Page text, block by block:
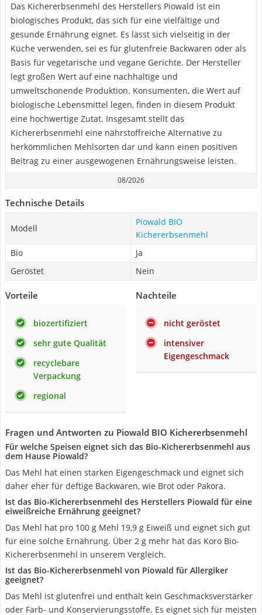
Das Kichererbsenmehl des Herstellers Piowald ist ein
biologisches Produkt, das sich für eine vielfältige und
gesunde Ernährung eignet. Es lässt sich vielseitig in der
Küche verwenden, sei es für glutenfreie Backwaren oder als
Basis für vegetarische und vegane Gerichte. Der Hersteller
legt großen Wert auf eine nachhaltige und
umweltschonende Produktion. Konsumenten, die Wert auf
biologische Lebensmittel legen, finden in diesem Produkt
eine hochwertige Zutat. Insgesamt stellt das
Kichererbsenmehl eine nährstoffreiche Alternative zu
herkömmlichen Mehlsorten dar und kann einen positiven
Beitrag zu einer ausgewogenen Ernährungsweise leisten.
08/2026
Technische Details
Modell
Piowald BIO
Kichererbsenmehl
Bio
Ja
Geröstet
Nein
Vorteile
biozertifiziert
sehr gute Qualität
recyclebare
Verpackung
regional
Nachteile
nicht geröstet
intensiver
Eigengeschmack
Fragen und Antworten zu Piowald BIO Kichererbsenmehl
Für welche Speisen eignet sich das Bio-Kichererbsenmehl aus
dem Hause Piowald?
Das Mehl hat einen starken Eigengeschmack und eignet sich
daher eher für deftige Backwaren, wie Brot oder Pakora.
Ist das Bio-Kichererbsenmehl des Herstellers Piowald für eine
eiweißreiche Ernährung geeignet?
Das Mehl hat pro 100 g Mehl 19,9 g Eiweiß und eignet sich gut
für eine solche Ernährung. Über 2 g mehr hat das Koro Bio-
Kichererbsenmehl in unserem Vergleich.
Ist das Bio-Kichererbsenmehl von Piowald für Allergiker
geeignet?
Das Mehl ist glutenfrei und enthält kein Geschmacksverstärker
oder Farb- und Konservierungsstoffe. Es eignet sich für meisten